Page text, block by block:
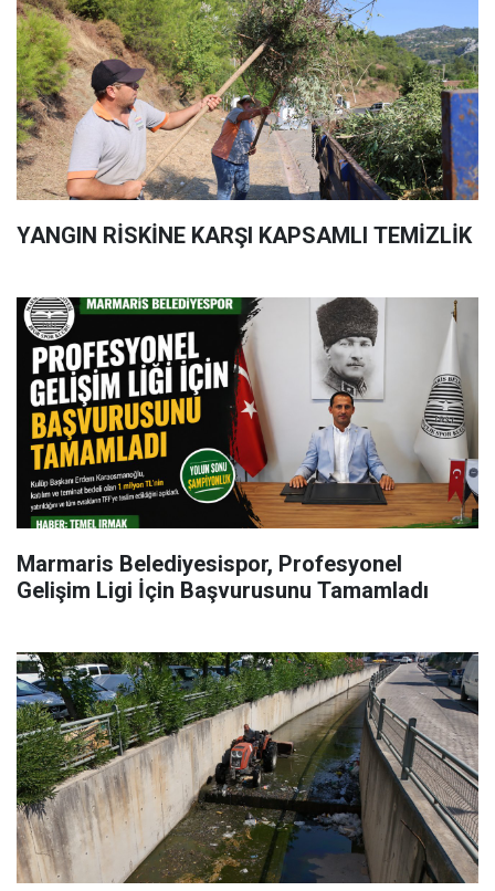
YANGIN RİSKİNE KARŞI KAPSAMLI TEMİZLİK
Marmaris Belediyesispor, Profesyonel
Gelişim Ligi İçin Başvurusunu Tamamladı